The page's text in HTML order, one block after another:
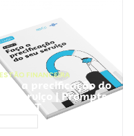
FINANCEIRA
Faça a precificação do
seu serviço | Prompts
ChatGPT